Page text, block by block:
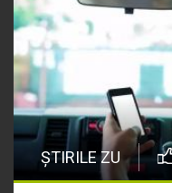
ȘTIRILE ZU